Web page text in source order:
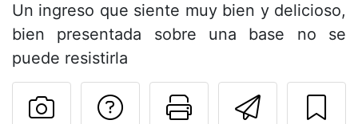
Un ingreso que siente muy bien y delicioso,
bien presentada sobre una base no se
puede resistirla
Imprimir
Preguntar al autor